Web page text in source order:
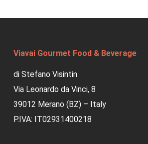
Viavai Gourmet Food & Beverage
di Stefano Visintin
Via Leonardo da Vinci, 8
39012 Merano (BZ) – Italy
P.IVA: IT02931400218